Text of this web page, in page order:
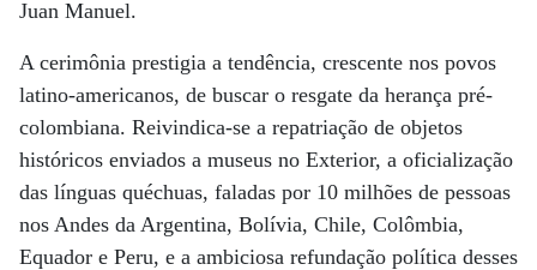
Juan Manuel.
A cerimônia prestigia a tendência, crescente nos povos
latino-americanos, de buscar o resgate da herança pré-
colombiana. Reivindica-se a repatriação de objetos
históricos enviados a museus no Exterior, a oficialização
das línguas quéchuas, faladas por 10 milhões de pessoas
nos Andes da Argentina, Bolívia, Chile, Colômbia,
Equador e Peru, e a ambiciosa refundação política desses